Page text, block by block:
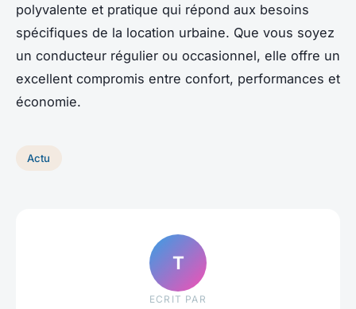
polyvalente et pratique qui répond aux besoins
spécifiques de la location urbaine. Que vous soyez
un conducteur régulier ou occasionnel, elle offre un
excellent compromis entre confort, performances et
économie.
Actu
T
ECRIT PAR